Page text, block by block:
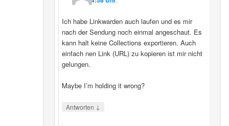
Ich habe Linkwarden auch laufen und es mir
nach der Sendung noch einmal angeschaut. Es
kann halt keine Collections exportieren. Auch
einfach nen Link (URL) zu kopieren ist mir nicht
gelungen.
Maybe I’m holding it wrong?
Antworten ↓